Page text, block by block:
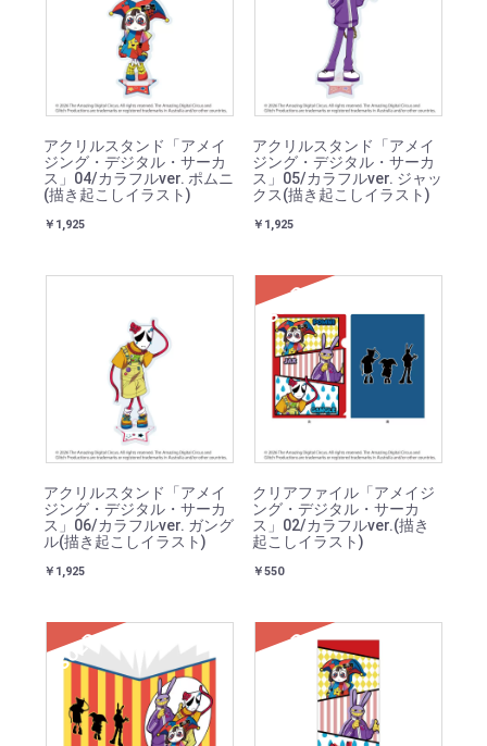
アクリルスタンド「アメイ
ジング・デジタル・サーカ
ス」04/カラフルver. ポムニ
(描き起こしイラスト)
￥1,925
アクリルスタンド「アメイ
ジング・デジタル・サーカ
ス」05/カラフルver. ジャッ
クス(描き起こしイラスト)
￥1,925
アクリルスタンド「アメイ
ジング・デジタル・サーカ
ス」06/カラフルver. ガング
ル(描き起こしイラスト)
￥1,925
SOLD
クリアファイル「アメイジ
ング・デジタル・サーカ
ス」02/カラフルver.(描き
起こしイラスト)
￥550
SOLD SOLD